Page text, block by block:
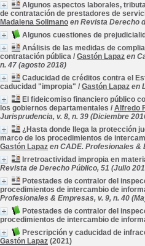
Algunos aspectos laborales,
de contratación de prestadores de
Madalena Solimano en Revista Derecho
Algunos cuestiones de
Análisis de las medidas de
contratación pública / Gastón Lapaz en
n. 47 (agosto 2018)
Caducidad de créditos contra el
caducidad "impropia" / Gastón Lapaz en
El fideicomiso financiero público
los gobiernos departamentales / Alfredo
Jurisprudencia, v. 8, n. 39 (Diciembre
¿Hasta donde llega la protección
marco de los procedimientos de
Gastón Lapaz en CADE. Profesionales &
Irretroactividad impropia en
Revista de Derecho Público, 51 (Julio
Potestades de contralor del
procedimientos de intercambio de
Profesionales & Empresas, v. 9, n. 40
Potestades de contralor del
procedimientos de intercambio de
Prescripción y caducidad de
Gastón Lapaz (2021)